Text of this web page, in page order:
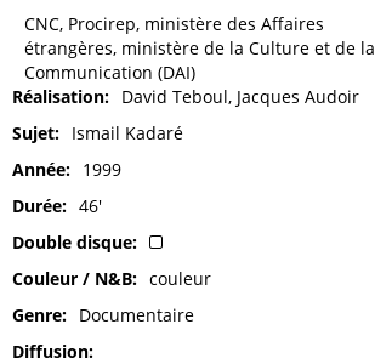
CNC, Procirep, ministère des Affaires
étrangères, ministère de la Culture et de la
Communication (DAI)
Réalisation
David Teboul, Jacques Audoir
Sujet
Ismail Kadaré
Année
1999
Durée
46'
Double disque
Couleur / N&B
couleur
Genre
Documentaire
Diffusion